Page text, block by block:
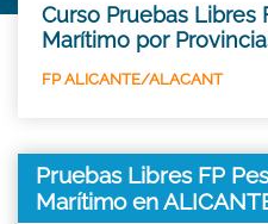
Curso Pruebas Libres
Marítimo por
FP ALICANTE/ALACANT
Pruebas Libres FP
Marítimo en